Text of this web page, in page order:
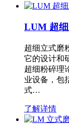
LUM 超
超细立式磨
它的设计和
超细粉碎理
业设备，包
式…
了解详情